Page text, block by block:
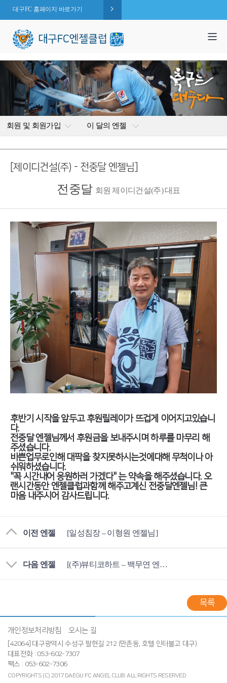
대구FC 홈페이지 바로가기
회원 및 회원가입 이 달의 엔젤
[제이디건설(주) - 전중달 엔젤님]
전중달 회원 제이디건설(주) 대표
후반기 시작을 앞두고 후원릴레이가 뜨겁게 이어지고있습니
다.
전중달 엔젤님께서 후원금을 보내주시며 하루를 마무리 해
주셨습니다.
바쁜업무로인해 대팍을 찾지못하시는것에대해 무척이나 아
쉬워하셨습니다.
"꼭 시간내어 응원하러 가겠다" 는 약속을 해주셨습니다. 오
랜시간동안 엔젤클럽과함께 해주고계신 전중달엔젤님! 큰
마음 내주시어 감사드립니다.
이전 엔젤 [일성침장 – 이형원 엔젤님]
다음 엔젤 [(주)뷰티코하트 – 백무연 엔젤님]
목록
개인정보처리방침 오시는 길
[42064] 대구광역시 수성구 팔현길 212 (만촌동, 호텔 인터불고 대구)
대표전화 : 053-602-7307
팩스 : 053-602-7306
COPYRIGHTS (C) 2017 DAEGU FC ANGEL CLUB. ALL RIGHTS RESERVED.